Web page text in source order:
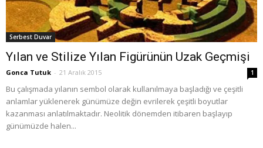
Serbest Duvar
Yılan ve Stilize Yılan Figürünün Uzak Geçmişi
Gonca Tutuk - 21 Aralık 2015 1
Bu çalışmada yılanın sembol olarak kullanılmaya başladığı ve çeşitli
anlamlar yüklenerek günümüze değin evrilerek çeşitli boyutlar
kazanması anlatılmaktadır. Neolitik dönemden itibaren başlayıp
günümüzde halen...